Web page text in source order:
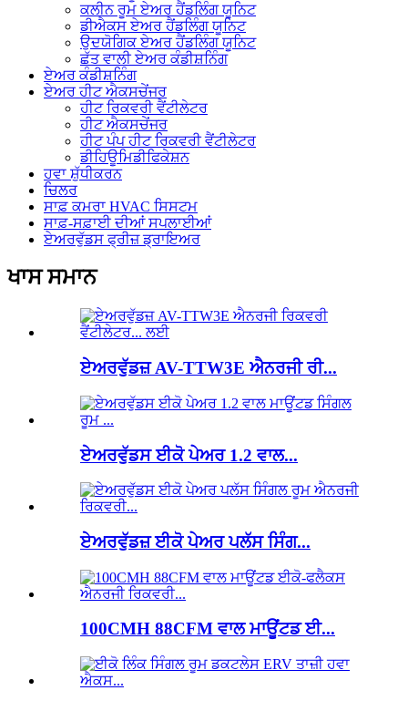
ਕਲੀਨ ਰੂਮ ਏਅਰ ਹੈਂਡਲਿੰਗ ਯੂਨਿਟ
ਡੀਐਕਸ ਏਅਰ ਹੈਂਡਲਿੰਗ ਯੂਨਿਟ
ਉਦਯੋਗਿਕ ਏਅਰ ਹੈਂਡਲਿੰਗ ਯੂਨਿਟ
ਛੱਤ ਵਾਲੀ ਏਅਰ ਕੰਡੀਸ਼ਨਿੰਗ
ਏਅਰ ਕੰਡੀਸ਼ਨਿੰਗ
ਏਅਰ ਹੀਟ ਐਕਸਚੇਂਜਰ
ਹੀਟ ਰਿਕਵਰੀ ਵੈਂਟੀਲੇਟਰ
ਹੀਟ ਐਕਸਚੇਂਜਰ
ਹੀਟ ਪੰਪ ਹੀਟ ਰਿਕਵਰੀ ਵੈਂਟੀਲੇਟਰ
ਡੀਹਿਊਮਿਡੀਫਿਕੇਸ਼ਨ
ਹਵਾ ਸ਼ੁੱਧੀਕਰਨ
ਚਿਲਰ
ਸਾਫ਼ ਕਮਰਾ HVAC ਸਿਸਟਮ
ਸਾਫ਼-ਸਫ਼ਾਈ ਦੀਆਂ ਸਪਲਾਈਆਂ
ਏਅਰਵੁੱਡਸ ਫ੍ਰੀਜ਼ ਡ੍ਰਾਇਅਰ
ਖਾਸ ਸਮਾਨ
ਏਅਰਵੁੱਡਜ਼ AV-TTW3E ਐਨਰਜੀ ਰੀ...
ਏਅਰਵੁੱਡਸ ਈਕੋ ਪੇਅਰ 1.2 ਵਾਲ...
ਏਅਰਵੁੱਡਜ਼ ਈਕੋ ਪੇਅਰ ਪਲੱਸ ਸਿੰਗ...
100CMH 88CFM ਵਾਲ ਮਾਊਂਟਡ ਈ...